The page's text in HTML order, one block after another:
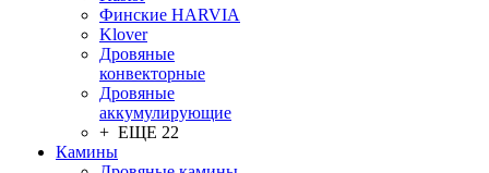
Финские HARVIA
Klover
Дровяные
конвекторные
Дровяные
аккумулирующие
+ ЕЩЕ 22
Камины